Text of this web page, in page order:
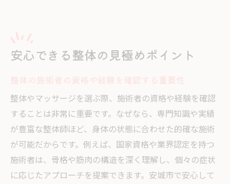
安心できる整体の見極めポイント
整体やマッサージを選ぶ際、施術者の資格や経験を確認
することは非常に重要です。なぜなら、専門知識や実績
が豊富な整体師ほど、身体の状態に合わせた的確な施術
が可能だからです。例えば、国家資格や業界認定を持つ
施術者は、骨格や筋肉の構造を深く理解し、個々の症状
に応じたアプローチを提案できます。安城市で安心して